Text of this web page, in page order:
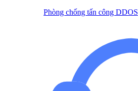
Phòng chống tấn công DDOS